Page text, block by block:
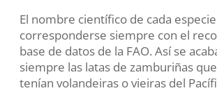
El nombre científico de cada
corresponderse siempre con el
base de datos de la FAO. Así se
siempre las latas de zamburiñas
tenían volandeiras o vieiras del